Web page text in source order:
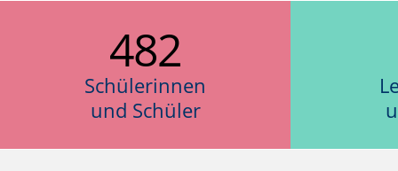
482
Schülerinnen
und Schüler